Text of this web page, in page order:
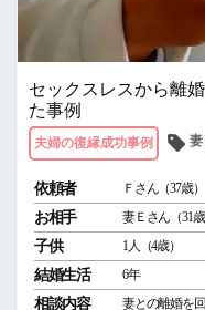
セックスレスから離
た事例
夫婦の復縁成功事例
依頼者 Ｆさん（37歳）
お相手 妻Ｅさん（31歳
子供 1人（4歳）
結婚生活 6年
相談内容 妻との離婚を